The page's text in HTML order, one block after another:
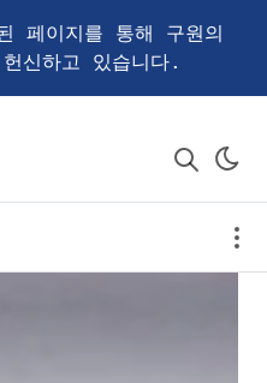
페이지를 통해 구원의
신하고 있습니다.